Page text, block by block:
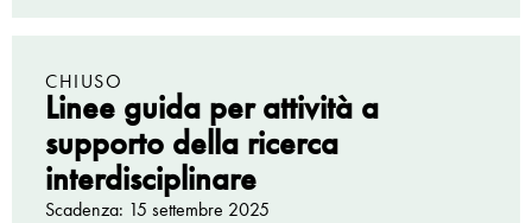
CHIUSO
Linee guida per attività a
supporto della ricerca
interdisciplinare
Scadenza: 15 settembre 2025